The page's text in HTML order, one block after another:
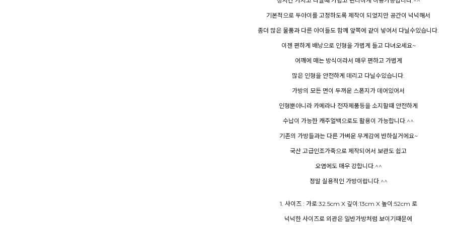
기본적으로 두아이를 고정하도록 제작이 되었지만 공간이 넉넉해서
좀더 많은 물품과 다른 아이들도 함께 앞쪽에 같이 넣어서 다닐수있습니다.
이젠 편하게 배낭으로 인형을 가볍게 들고 다녀오세요~
어깨에 매는 방식이라서 매우 편하고 가볍게
많은 인형을 안전하게 데리고 다닐수있습니다.
가방의 모든 면이 두꺼운 스폰지가 데어있어서
인형뿐아니라 카메라나 전자제품등을 소지할때 안전하게
수납이 가능한 캐주얼백으로도 활용이 가능합니다.^^
기존의 가방들과는 다른 가벼운 무게감에 반하실거에요~
국산 고급인조가죽으로 제작되어서 보관도 쉽고
오염에도 매우 강합니다.^^
정말 실용적인 가방이랍니다.^^
1. 사이즈 : 가로:32.5cm X 깊이:13cm X 높이:52cm 로
넉넉한 사이즈로 외관은 일반가방처럼 보이기때문에